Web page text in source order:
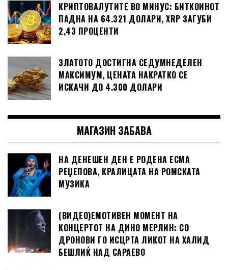
КРИПТОВАЛУТИТЕ ВО МИНУС: БИТКОИНОТ
ПАДНА НА 64.321 ДОЛАРИ, XRP ЗАГУБИ
2,43 ПРОЦЕНТИ
ЗЛАТОТО ДОСТИГНА СЕДУМНЕДЕЛЕН
МАКСИМУМ, ЦЕНАТА НАКРАТКО СЕ
ИСКАЧИ ДО 4.300 ДОЛАРИ
МАГАЗИН ЗАБАВА
НА ДЕНЕШЕН ДЕН Е РОДЕНА ЕСМА
РЕЏЕПОВА, КРАЛИЦАТА НА РОМСКАТА
МУЗИКА
(ВИДЕО)ЕМОТИВЕН МОМЕНТ НА
КОНЦЕРТОТ НА ДИНО МЕРЛИН: СО
ДРОНОВИ ГО ИСЦРТА ЛИКОТ НА ХАЛИД
БЕШЛИЌ НАД САРАЕВО